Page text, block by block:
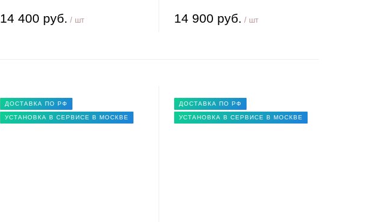
14 400 руб. / шт 14 900 руб. / шт
ДОСТАВКА ПО РФ
УСТАНОВКА В СЕРВИСЕ В МОСКВЕ
ДОСТАВКА ПО РФ
УСТАНОВКА В СЕРВИСЕ В МОСКВЕ